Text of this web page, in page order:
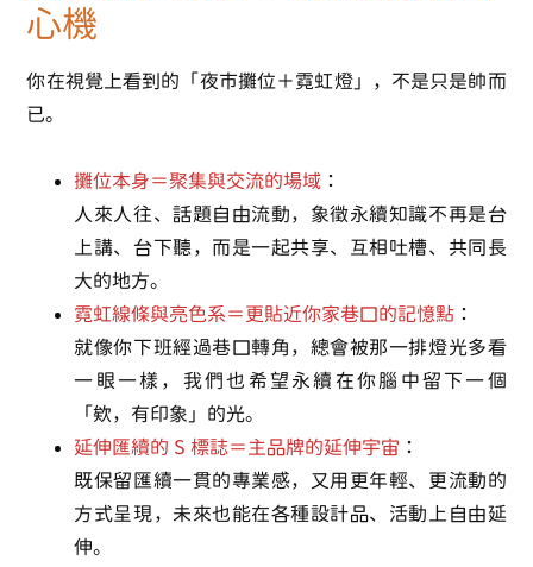
心機
你在視覺上看到的「夜市攤位＋霓虹燈」，不是只是帥而
已。
攤位本身＝聚集與交流的場域 ：
人來人往、話題自由流動，象徵永續知識不再是台
上講、台下聽，而是一起共享、互相吐槽、共同長
大的地方。
霓虹線條與亮色系＝更貼近你家巷口的記憶點 ：
就像你下班經過巷口轉角，總會被那一排燈光多看
一眼一樣，我們也希望永續在你腦中留下一個
「欸，有印象」的光。
延伸匯續的 S 標誌＝主品牌的延伸宇宙 ：
既保留匯續一貫的專業感，又用更年輕、更流動的
方式呈現，未來也能在各種設計品、活動上自由延
伸。